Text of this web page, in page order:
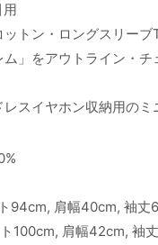
トン・ロングスリーブ
」をアウトライン・チ
スイヤホン収納用のミ
94cm, 肩幅40cm, 袖丈
100cm, 肩幅42cm, 袖